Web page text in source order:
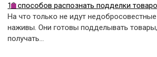
10 способов распознать подделки
На что только не идут
наживы. Они готовы подделывать
получать…